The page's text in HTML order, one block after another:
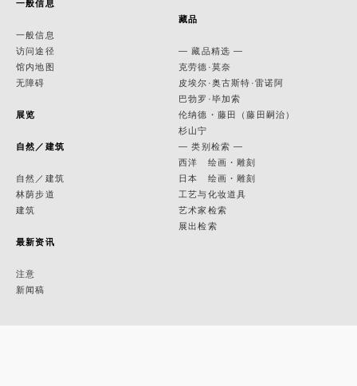
一般信息
一般信息
访问途径
馆内地图
无障碍
展览
自然／建筑
自然／建筑
林荫步道
建筑
最新资讯
注意
新闻稿
藏品
— 藏品精选 —
克劳德·莫奈
皮埃尔·奥古斯特·雷诺阿
巴勃罗·毕加索
伦纳德・藤田（藤田嗣治）
杉山宁
— 类别检索 —
西洋 绘画・雕刻
日本 绘画・雕刻
工艺与化妆道具
艺术家检索
展出检索